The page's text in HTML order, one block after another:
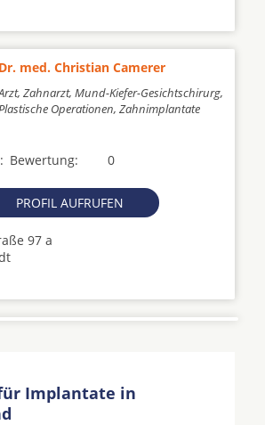
Dr. med. Christian Camerer
Zahnarzt, Mund-Kiefer-Gesichtschirurg,
Operationen, Zahnimplantate
0
Bewertung:
PROFIL AUFRUFEN
97 a
Implantate in